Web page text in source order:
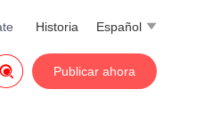
Español 
Historia
Publicar ahora